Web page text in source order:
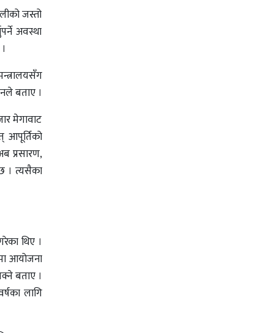
जस्तो
अवस्था
बताए ।
मेगावाट
आपूर्तिको
प्रसारण,
। त्यसैका
थिए ।
आयोजना
बताए ।
लागि